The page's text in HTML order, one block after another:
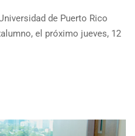
de Puerto Rico
el próximo jueves, 12